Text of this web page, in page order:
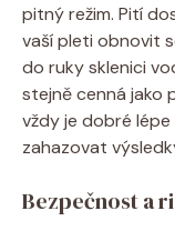
pitný režim. ‌Pití
vaší pleti obnovit
do ruky sklenici
stejně‍ cenná jako‍
⁢vždy⁤ je ⁣dobré
zahazovat
Bezpečnost‌ a